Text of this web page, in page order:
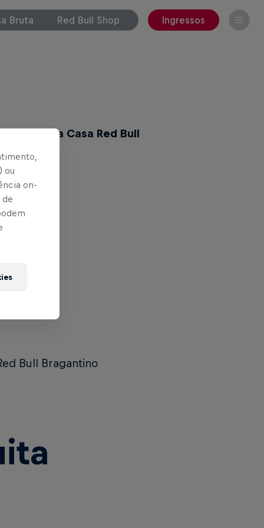
Bruta Red Bull Shop Ingressos
conta da Casa Red Bull
Bull Bragantino
ou
on-
de